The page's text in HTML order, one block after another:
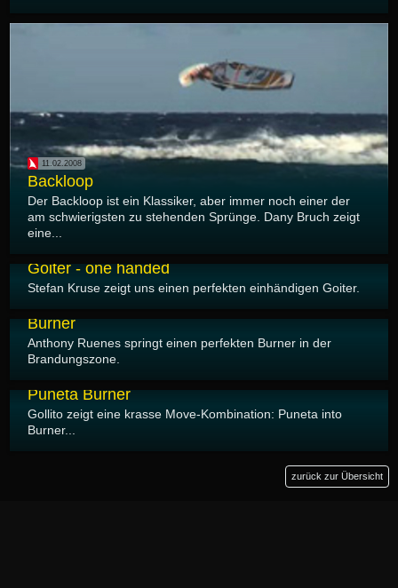
11.02.2008
Backloop
Der Backloop ist ein Klassiker, aber immer noch einer der
am schwierigsten zu stehenden Sprünge. Dany Bruch zeigt
eine...
Goiter - one handed
Stefan Kruse zeigt uns einen perfekten einhändigen Goiter.
Burner
Anthony Ruenes springt einen perfekten Burner in der
Brandungszone.
Puneta Burner
Gollito zeigt eine krasse Move-Kombination: Puneta into
Burner...
zurück zur Übersicht